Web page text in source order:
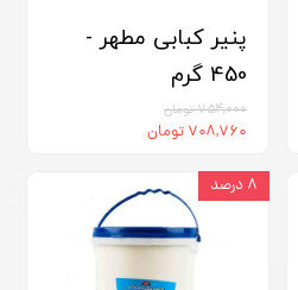
پنیر کبابی مطهر -
450 گرم
۷۵۴,۰۰۰ تومان
۷۰۸,۷۶۰ تومان
۸ درصد